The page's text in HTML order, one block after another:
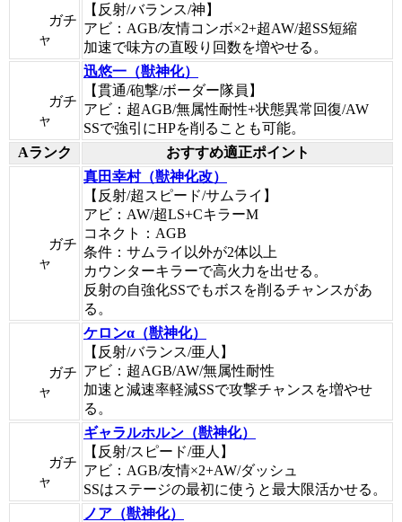
ガチ
ャ
【反射/バランス/神】
アビ：AGB/友情コンボ×2+超AW/超SS短縮
加速で味方の直殴り回数を増やせる。
ガチ
ャ
迅悠一（獣神化）
【貫通/砲撃/ボーダー隊員】
アビ：超AGB/無属性耐性+状態異常回復/AW
SSで強引にHPを削ることも可能。
Aランク
おすすめ適正ポイント
ガチ
ャ
真田幸村（獣神化改）
【反射/超スピード/サムライ】
アビ：AW/超LS+CキラーM
コネクト：AGB
条件：サムライ以外が2体以上
カウンターキラーで高火力を出せる。
反射の自強化SSでもボスを削るチャンスがあ
る。
ガチ
ャ
ケロンα（獣神化）
【反射/バランス/亜人】
アビ：超AGB/AW/無属性耐性
加速と減速率軽減SSで攻撃チャンスを増やせ
る。
ガチ
ャ
ギャラルホルン（獣神化）
【反射/スピード/亜人】
アビ：AGB/友情×2+AW/ダッシュ
SSはステージの最初に使うと最大限活かせる。
ノア（獣神化）